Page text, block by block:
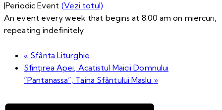
|Periodic Event (Vezi totul)
An event every week that begins at 8:00 am on miercuri,
repeating indefinitely
« Sfânta Liturghie
Sfințirea Apei, Acatistul Maicii Domnului
”Pantanassa”, Taina Sfântului Maslu »